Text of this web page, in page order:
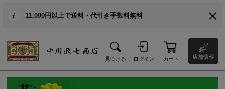
11,000円以上で送料・代引き手数料無料
見つける ログイン カート 店舗情報